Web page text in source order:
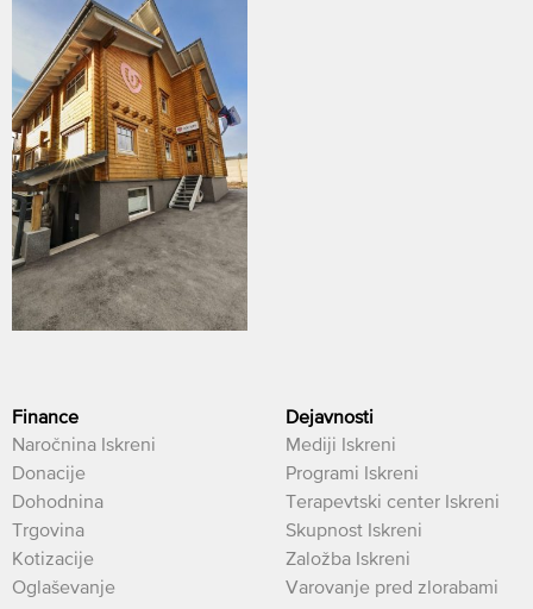
Finance
Naročnina Iskreni
Donacije
Dohodnina
Trgovina
Kotizacije
Oglaševanje
Dejavnosti
Mediji Iskreni
Programi Iskreni
Terapevtski center Iskreni
Skupnost Iskreni
Založba Iskreni
Varovanje pred zlorabami